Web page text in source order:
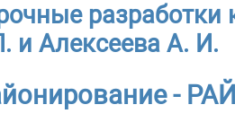
разработки
и Алексеева А. И.
-